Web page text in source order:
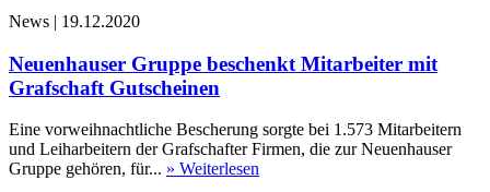
News | 19.12.2020
Neuenhauser Gruppe beschenkt Mitarbeiter mit
Grafschaft Gutscheinen
Eine vorweihnachtliche Bescherung sorgte bei 1.573 Mitarbeitern
und Leiharbeitern der Grafschafter Firmen, die zur Neuenhauser
Gruppe gehören, für... » Weiterlesen